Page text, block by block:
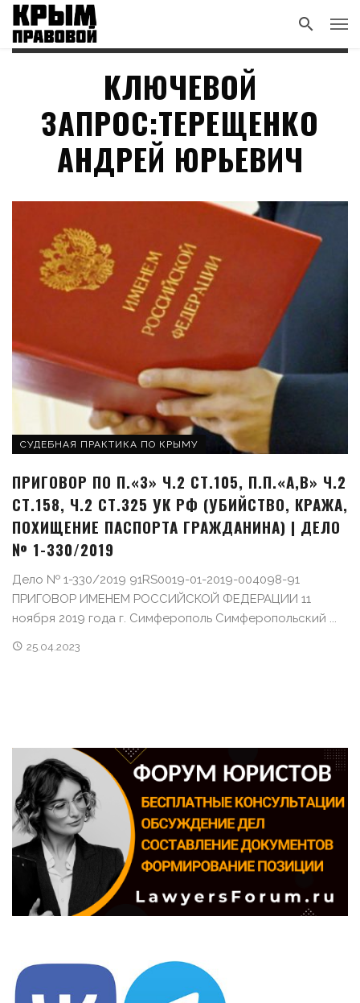
КЛЮЧЕВОЙ
ЗАПРОС:ТЕРЕЩЕНКО
АНДРЕЙ ЮРЬЕВИЧ
СУДЕБНАЯ ПРАКТИКА ПО КРЫМУ
ПРИГОВОР ПО П.«З» Ч.2 СТ.105, П.П.«А,В» Ч.2
СТ.158, Ч.2 СТ.325 УК РФ (УБИЙСТВО, КРАЖА,
ПОХИЩЕНИЕ ПАСПОРТА ГРАЖДАНИНА) | ДЕЛО
№ 1-330/2019
Дело № 1-330/2019 91RS0019-01-2019-004098-91
ПРИГОВОР ИМЕНЕМ РОССИЙСКОЙ ФЕДЕРАЦИИ 11
ноября 2019 года г. Симферополь Симферопольский ...
25.04.2023